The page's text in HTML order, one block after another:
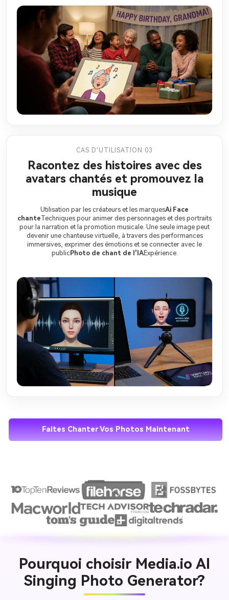
CAS D'UTILISATION 03
Racontez des histoires avec des
avatars chantés et promouvez la
musique
Utilisation par les créateurs et les marquesAi Face
chanteTechniques pour animer des personnages et des portraits
pour la narration et la promotion musicale. Une seule image peut
devenir une chanteuse virtuelle, à travers des performances
immersives, exprimer des émotions et se connecter avec le
publicPhoto de chant de l'IAExpérience.
Faites Chanter Vos Photos Maintenant
Pourquoi choisir Media.io AI
Singing Photo Generator?